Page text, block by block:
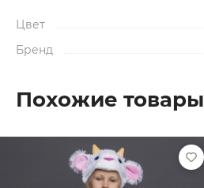
Цвет
Бренд
Похожие товары